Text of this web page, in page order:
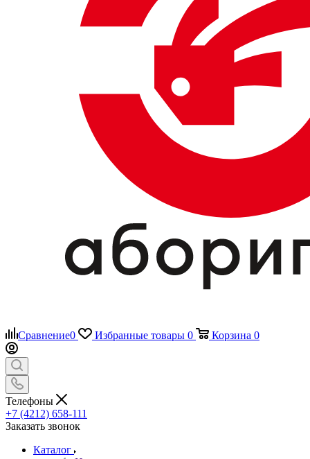
Сравнение0 Избранные товары 0 Корзина 0
Телефоны
+7 (4212) 658-111
Заказать звонок
Каталог